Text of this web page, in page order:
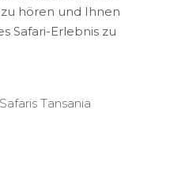
hören und Ihnen
Safari-Erlebnis zu
Tansania